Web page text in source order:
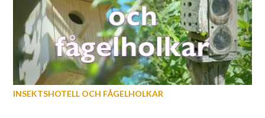
INSEKTSHOTELL OCH FÅGELHOLKAR